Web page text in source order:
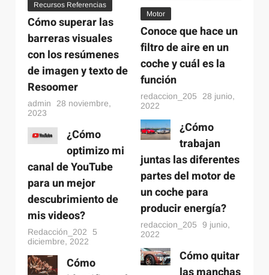
28 junio, 2022
Conoce que hace un filtro de aire en un coche y
cuál es la función
¿Cómo trabajan juntas las diferentes partes del
Recursos Referencias
Cómo superar las
barreras visuales
con los resúmenes
de imagen y texto de
Resoomer
admin
28 noviembre,
2023
¿Cómo
optimizo mi
canal de YouTube
para un mejor
descubrimiento de
mis videos?
Redacción_202
5
diciembre, 2022
Cómo
Motor
Conoce que hace un
filtro de aire en un
coche y cuál es la
función
redaccion_205
28 junio,
2022
¿Cómo
trabajan
juntas las diferentes
partes del motor de
un coche para
producir energía?
redaccion_205
9 junio,
2022
Cómo quitar